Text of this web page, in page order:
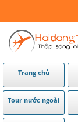
Trang chủ
Tour nước ngoài